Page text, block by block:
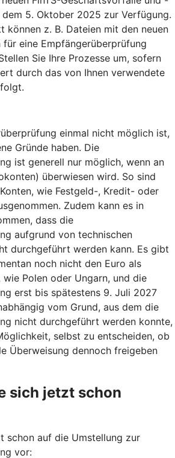
dem 5. Oktober 2025 zur Verfügung.
können z. B. Dateien mit den neuen
für eine Empfängerüberprüfung
Sie Ihre Prozesse um, sofern
durch das von Ihnen verwendete
einmal nicht möglich ist,
Gründe haben. Die
ist generell nur möglich, wenn an
überwiesen wird. So sind
wie Festgeld-, Kredit- oder
Zudem kann es in
dass die
aufgrund von technischen
durchgeführt werden kann. Es gibt
noch nicht den Euro als
wie Polen oder Ungarn, und die
erst bis spätestens 9. Juli 2027
vom Grund, aus dem die
nicht durchgeführt werden konnte,
selbst zu entscheiden, ob
Überweisung dennoch freigeben
sich jetzt schon
schon auf die Umstellung zur
vor: